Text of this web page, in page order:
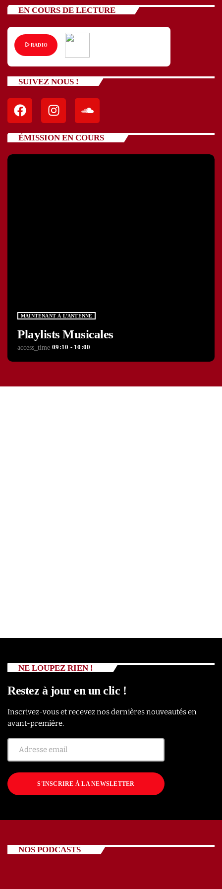
EN COURS DE LECTURE
play_arrowRADIO
SUIVEZ NOUS !
ÉMISSION EN COURS
MAINTENANT À L’ANTENNE
Playlists Musicales
access_time 09:10 - 10:00
NE LOUPEZ RIEN !
Restez à jour en un clic !
Inscrivez-vous et recevez nos dernières nouveautés en
avant-première.
S'INSCRIRE À LA NEWSLETTER
NOS PODCASTS